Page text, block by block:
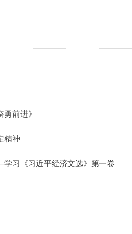
前进》
精神
习《习近平经济文选》第一卷